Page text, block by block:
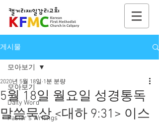
게시물
모아보기
Daily Word
Pastor's Writings
모아보기
5월 18일 월요일 성경통독
말씀묵상 <대하 9:31> 이스
2020년 5월 18일 1분 분량